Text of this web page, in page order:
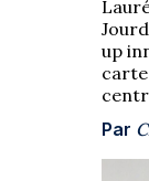
up
Par